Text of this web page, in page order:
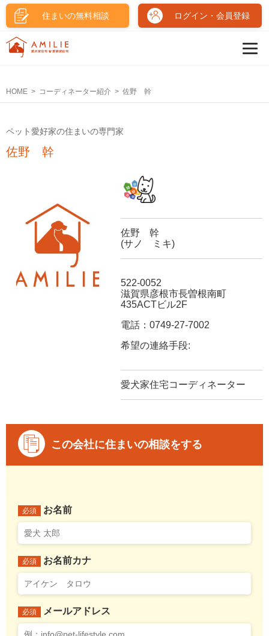
住まいの無料相談 ログイン・会員登録
HOME コーディネーター紹介 佐野 幹
ペット愛好家の住まいの専門家
佐野 幹
佐野 幹
(サノ ミキ)
522-0052
滋賀県彦根市長曽根南町
435ACTビル2F
電話：0749-27-7002
希望の連絡手段:
愛犬家住宅コーディネーター
この会社に住まいの相談をする
必須 お名前
必須 お名前カナ
必須 メールアドレス